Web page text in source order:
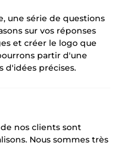
une série de questions
sur vos réponses
et créer le logo que
partir d'une
d'idées précises.
nos clients sont
Nous sommes très